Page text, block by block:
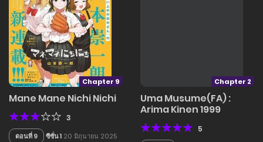
Chapter 9
Mane Mane Nichi Nichi
3
ตอนที่ 9 ซีซั่น 1 20 มิถุนายน 2025
Chapter 2
Uma Musume(FA) :
Arima Kinen 1999
5